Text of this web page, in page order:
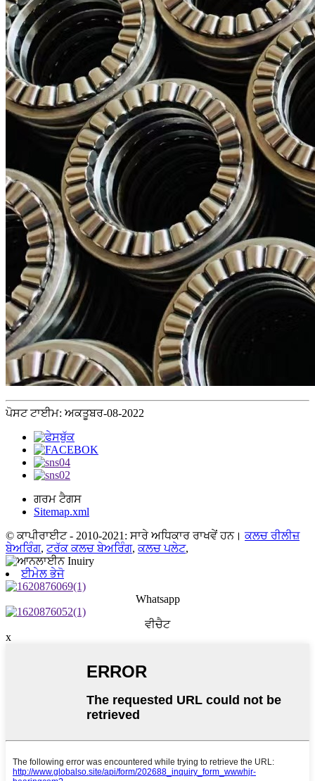
ਪੋਸਟ ਟਾਈਮ: ਅਕਤੂਬਰ-08-2022
ਗਰਮ ਟੈਗਸ
Sitemap.xml
© ਕਾਪੀਰਾਈਟ - 2010-2021: ਸਾਰੇ ਅਧਿਕਾਰ ਰਾਖਵੇਂ ਹਨ। ਕਲਚ ਰੀਲੀਜ਼
ਬੇਅਰਿੰਗ, ਟਰੱਕ ਕਲਚ ਬੇਅਰਿੰਗ,ਕਲਚ ਪਲੇਟ,
ਈਮੇਲ ਭੇਜੋ
Whatsapp
ਵੀਚੈਟ
x